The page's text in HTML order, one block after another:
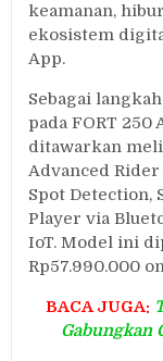
keamanan,
ekosistem
App.
Sebagai
pada FORT 250
ditawarkan
Advanced
Spot
Player via
IoT. Model ini
Rp57.990.000
BACA JUGA:
Gabungkan